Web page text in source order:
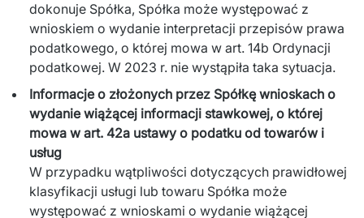
dokonuje Spółka, Spółka może występować z
wnioskiem o wydanie interpretacji przepisów prawa
podatkowego, o której mowa w art. 14b Ordynacji
podatkowej. W 2023 r. nie wystąpiła taka sytuacja.
Informacje o złożonych przez Spółkę wnioskach o
wydanie wiążącej informacji stawkowej, o której
mowa w art. 42a ustawy o podatku od towarów i
usług
W przypadku wątpliwości dotyczących prawidłowej
klasyfikacji usługi lub towaru Spółka może
występować z wnioskami o wydanie wiążącej